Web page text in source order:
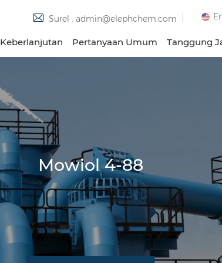
Surel : admin@elephchem.com
Keberlanjutan Pertanyaan Umum Tanggung
Mowiol 4-88